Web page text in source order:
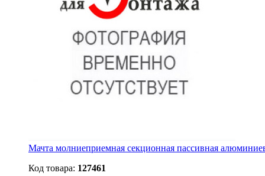
Мачта молниеприемная секционная пассивная
Код товара: 127461